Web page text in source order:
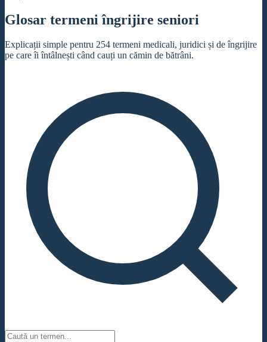
Glosar termeni îngrijire seniori
Explicații simple pentru 254 termeni medicali, juridici și de îngrijire
pe care îi întâlnești când cauți un cămin de bătrâni.